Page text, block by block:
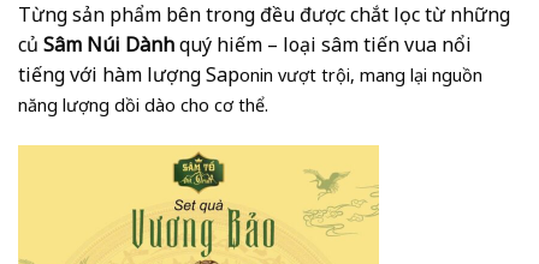
Từng sản phẩm bên trong đều được chắt lọc từ những
củ Sâm Núi Dànhquý hiếm – loại sâm tiến vua nổi
tiếng với hàm lượng Saponin vượt trội, mang lại nguồn
năng lượng dồi dào cho cơ thể.